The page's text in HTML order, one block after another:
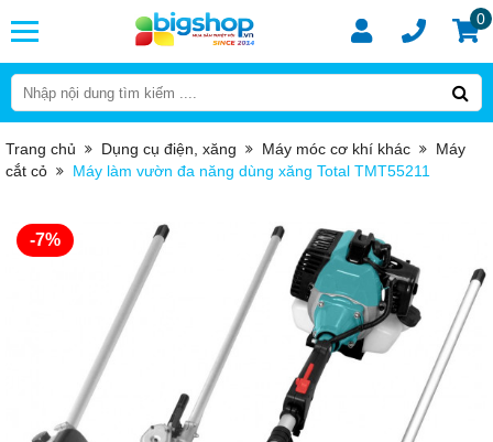
0
Trang chủ Dụng cụ điện, xăng Máy móc cơ khí khác
Máy
cắt cỏ
Máy làm vườn đa năng dùng xăng Total TMT55211
-7%